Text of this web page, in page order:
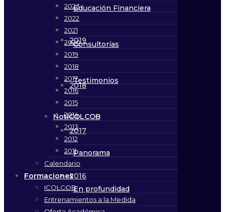
Educación Financiera
Consultorías
Testimonios
NotiCOLCOB
Panorama
En profundidad
2019
2018
2017
2016
2023
2022
2021
2020
2019
2018
2017
2016
2015
2014
2013
2012
2011
Calendario
Formaciones
ICOLCOB
Entrenamientos a la Medida